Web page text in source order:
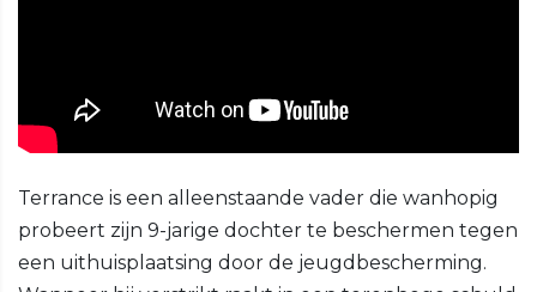
Terrance is een alleenstaande vader die wanhopig
probeert zijn 9-jarige dochter te beschermen tegen
een uithuisplaatsing door de jeugdbescherming.